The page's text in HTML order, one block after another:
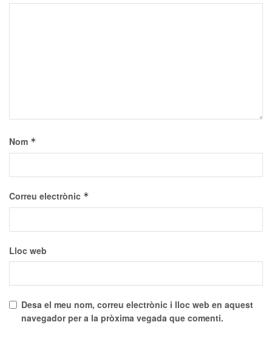
Nom *
Correu electrònic *
Lloc web
Desa el meu nom, correu electrònic i lloc web en aquest
navegador per a la pròxima vegada que comenti.